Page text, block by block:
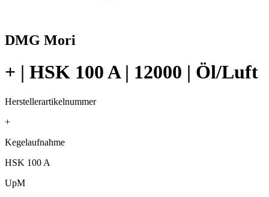
DMG Mori
+ | HSK 100 A | 12000 | Öl/Luft
Herstellerartikelnummer
+
Kegelaufnahme
HSK 100 A
UpM